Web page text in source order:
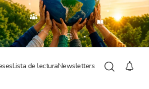
Lista de lecturaNewsletters